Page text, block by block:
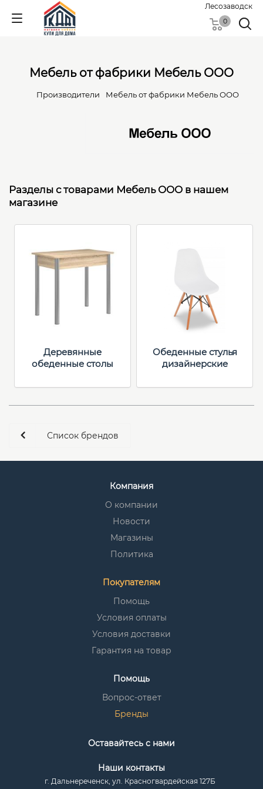
Лесозаводск
0
Мебель от фабрики Мебель ООО
Производители Мебель от фабрики Мебель ООО
Разделы с товарами Мебель ООО в нашем
магазине
Деревянные
обеденные столы
Обеденные стулья
дизайнерские
Список брендов
Компания
О компании
Новости
Магазины
Политика
Покупателям
Помощь
Условия оплаты
Условия доставки
Гарантия на товар
Помощь
Вопрос-ответ
Бренды
Оставайтесь с нами
Наши контакты
г. Дальнереченск, ул. Красногвардейская 127Б